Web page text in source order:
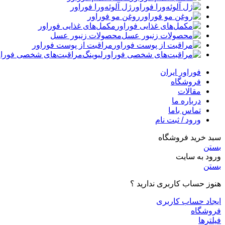
ژل آلوئه‌ورا فوراور
روغن مو فوراور
مکمل‌های غذایی فوراور
محصولات زنبور عسل
مراقبت از پوست فوراور
مراقبت‌های شخصی
فوراور ایران
فروشگاه
مقالات
درباره ما
تماس باما
ورود / ثبت نام
سبد خرید فروشگاه
بستن
ورود به سایت
بستن
هنوز حساب کاربری ندارید ؟
ایجاد حساب کاربری
فروشگاه
فیلترها